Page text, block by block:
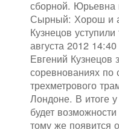
сборной.
Сырный: Хорош и
Кузнецов
августа 2012
Евгений Кузнецов
соревнованиях
трехметрового
Лондоне. В итоге
будет
тому же появится